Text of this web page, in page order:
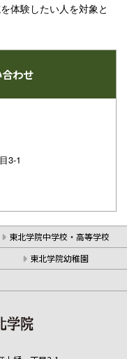
体験したい人を対象と
わせ
3-1
東北学院中学校・高等学校
東北学院幼稚園